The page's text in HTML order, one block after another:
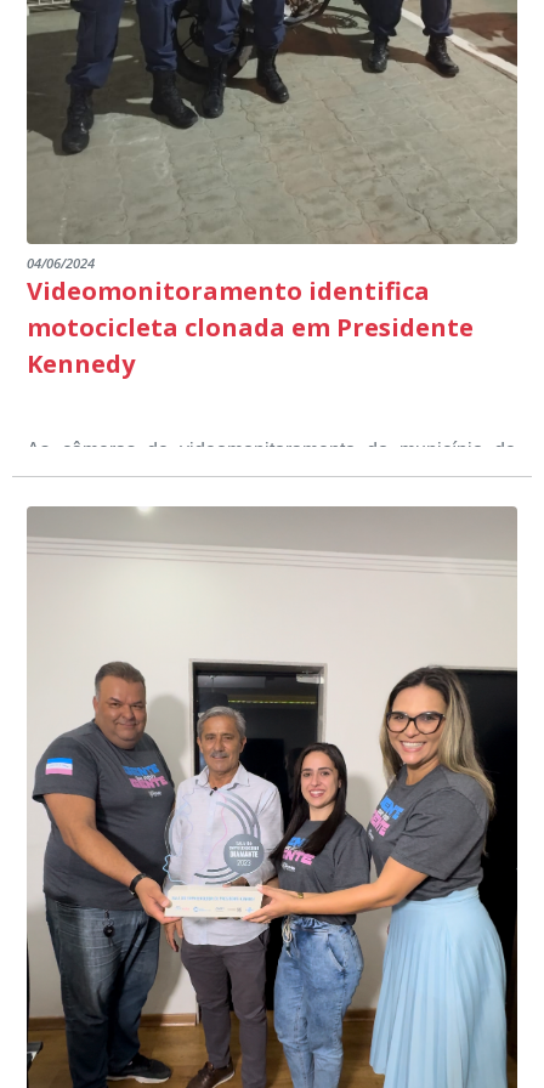
Ministério Público através de depoimentos
emocionantes de pais e professores no decorrer da
escuta pública.
dialogada em prol do desenvolvimento educacional.
04/06/2024
Videomonitoramento identifica
motocicleta clonada em Presidente
Kennedy
As câmeras de videomonitoramento do município de
Presidente Kennedy identificaram neste fim de semana,
01 de junho, uma motocicleta com indícios de
adulteração, imediatamente, a central de
videomonitoramento acionou a Guarda Civil Municipal,
Durante a abordagem a adulteração foi comprovada,
através da conferência do Chassi, a motocicleta, bem
conta do sistema de videomonitoramento instalado
recentemente em todo o município de Presidente
Kennedy, o sistema é integrado com outros municípios
do país, sendo possível a identificação de veículos por
meio do cruzamento de informações, nesse caso
específico, com dados de uma cidade do Estado do Rio
de Janeiro.
“Mais de 100 câmeras foram instaladas na sede e no
interior de Presidente Kennedy, garantindo mais
segurança à população, seja nas ruas, no comércio, os
produtores agropecuários. Estamos no rumo certo,
parabéns a todos os servidores que contribuem para a
segurança da nossa cidade”, destaca o prefeito Dorlei
Fontão.